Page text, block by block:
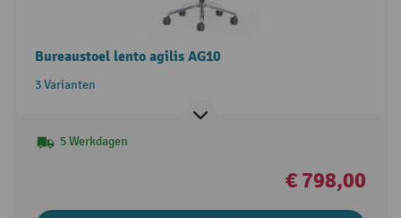
Bureaustoel lento agilis AG10
3 Varianten
5 Werkdagen
€ 798,00